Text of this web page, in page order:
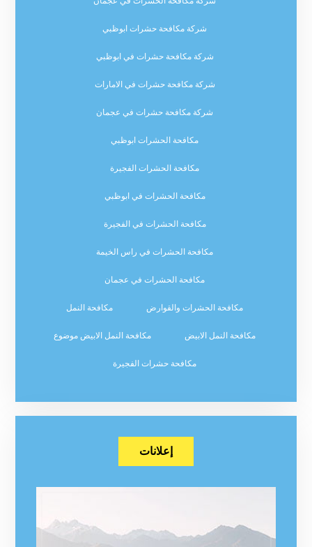
شركة مكافحة حشرات ابوظبي
شركة مكافحة حشرات في ابوظبي
شركة مكافحة حشرات في الامارات
شركة مكافحة حشرات في عجمان
مكافحة الحشرات ابوظبي
مكافحة الحشرات الفجيرة
مكافحة الحشرات في ابوظبي
مكافحة الحشرات في الفجيرة
مكافحة الحشرات في راس الخيمة
مكافحة الحشرات في عجمان
مكافحة الحشرات والقوارض مكافحة النمل
مكافحة النمل الابيض مكافحة النمل الابيض موضوع
مكافحة حشرات الفجيرة
إعلانات